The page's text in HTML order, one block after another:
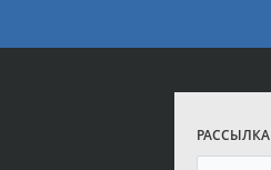
РАССЫЛКА